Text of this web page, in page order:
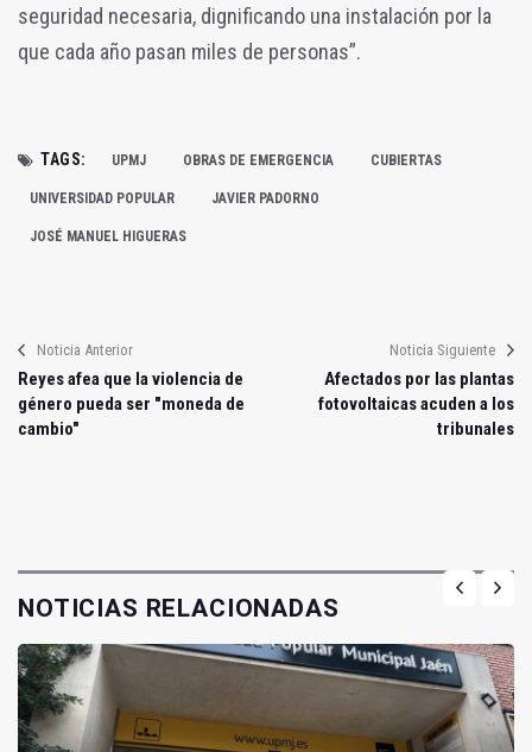
seguridad necesaria, dignificando una instalación por la
que cada año pasan miles de personas”.
TAGS: UPMJ OBRAS DE EMERGENCIA CUBIERTAS
UNIVERSIDAD POPULAR JAVIER PADORNO
JOSÉ MANUEL HIGUERAS
Noticia Anterior
Reyes afea que la violencia de
género pueda ser "moneda de
cambio"
Noticia Siguiente
Afectados por las plantas
fotovoltaicas acuden a los
tribunales
NOTICIAS RELACIONADAS